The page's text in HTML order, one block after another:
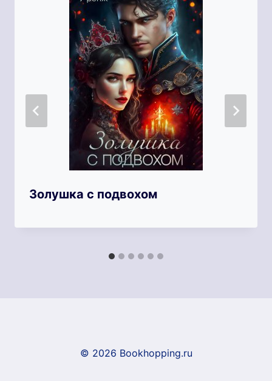
Золушка с подвохом
© 2026 Bookhopping.ru